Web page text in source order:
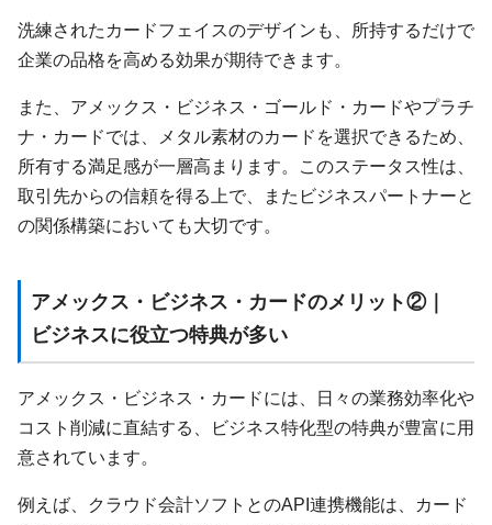
洗練されたカードフェイスのデザインも、所持するだけで
企業の品格を高める効果が期待できます。
また、アメックス・ビジネス・ゴールド・カードやプラチ
ナ・カードでは、メタル素材のカードを選択できるため、
所有する満足感が一層高まります。このステータス性は、
取引先からの信頼を得る上で、またビジネスパートナーと
の関係構築においても大切です。
アメックス・ビジネス・カードのメリット②｜
ビジネスに役立つ特典が多い
アメックス・ビジネス・カードには、日々の業務効率化や
コスト削減に直結する、ビジネス特化型の特典が豊富に用
意されています。
例えば、クラウド会計ソフトとのAPI連携機能は、カード